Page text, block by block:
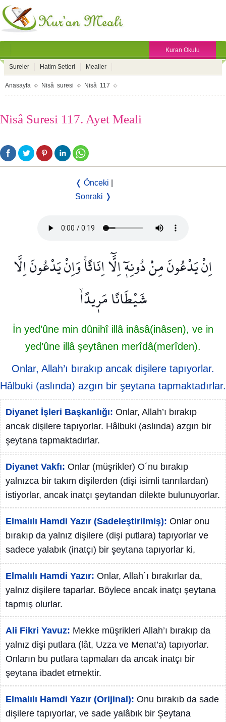
Kuran Okulu
Sureler Hatim Setleri Mealler
Anasayfa Nisâ suresi Nisâ 117
Nisâ Suresi 117. Ayet Meali
❬ Önceki
Sonraki ❭
اِنْ يَدْعُونَ مِنْ دُونِه۪ٓ اِلَّٓا اِنَاثًاۚ وَاِنْ يَدْعُونَ اِلَّا
شَيْطَانًا مَر۪يدًاۙ
İn yed’ûne min dûnihî illâ inâsâ(inâsen), ve in
yed’ûne illâ şeytânen merîdâ(merîden).
Onlar, Allah’ı bırakıp ancak dişilere tapıyorlar.
Hâlbuki (aslında) azgın bir şeytana tapmaktadırlar.
Diyanet İşleri Başkanlığı: Onlar, Allah’ı bırakıp
ancak dişilere tapıyorlar. Hâlbuki (aslında) azgın bir
şeytana tapmaktadırlar.
Diyanet Vakfı: Onlar (müşrikler) O´nu bırakıp
yalnızca bir takım dişilerden (dişi isimli tanrılardan)
istiyorlar, ancak inatçı şeytandan dilekte bulunuyorlar.
Elmalılı Hamdi Yazır (Sadeleştirilmiş): Onlar onu
bırakıp da yalnız dişilere (dişi putlara) tapıyorlar ve
sadece yalabık (inatçı) bir şeytana tapıyorlar ki,
Elmalılı Hamdi Yazır: Onlar, Allah´ı bırakırlar da,
yalnız dişilere taparlar. Böylece ancak inatçı şeytana
tapmış olurlar.
Ali Fikri Yavuz: Mekke müşrikleri Allah’ı bırakıp da
yalnız dişi putlara (lât, Uzza ve Menat’a) tapıyorlar.
Onların bu putlara tapmaları da ancak inatçı bir
şeytana ibadet etmektir.
Elmalılı Hamdi Yazır (Orijinal): Onu bırakıb da sade
dişilere tapıyorlar, ve sade yalâbık bir Şeytana